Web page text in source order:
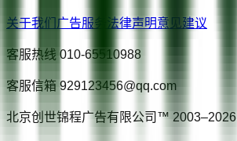
关于我们 广告服务 法律声明意见建议
客服热线 010-65510988
客服信箱 929123456@qq.com
北京创世锦程广告有限公司™ 2003–2026